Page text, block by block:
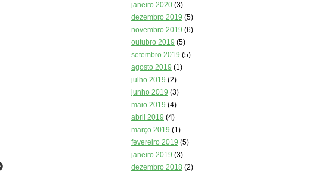
janeiro 2020 (3)
dezembro 2019 (5)
novembro 2019 (6)
outubro 2019 (5)
setembro 2019 (5)
agosto 2019 (1)
julho 2019 (2)
junho 2019 (3)
maio 2019 (4)
abril 2019 (4)
março 2019 (1)
fevereiro 2019 (5)
janeiro 2019 (3)
dezembro 2018 (2)